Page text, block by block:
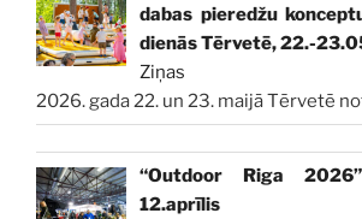
dabas pieredžu
dienās Tērvetē, 22.-
Ziņas
2026. gada 22. un 23. maijā Tērvetē
“Outdoor Riga
12.aprīlis